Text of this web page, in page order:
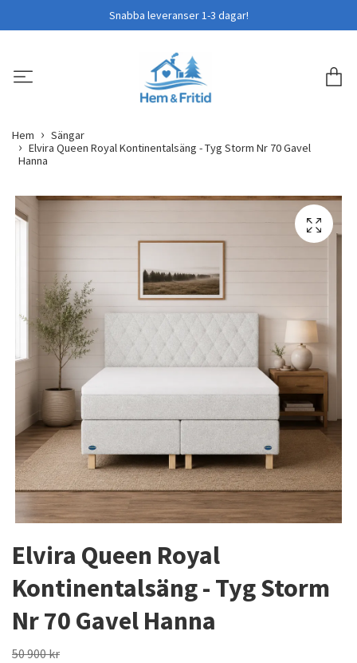
Snabba leveranser 1-3 dagar!
Hem
Sängar
Elvira Queen Royal Kontinentalsäng - Tyg Storm Nr 70 Gavel
Hanna
Elvira Queen Royal
Kontinentalsäng - Tyg Storm
Nr 70 Gavel Hanna
50 900 kr